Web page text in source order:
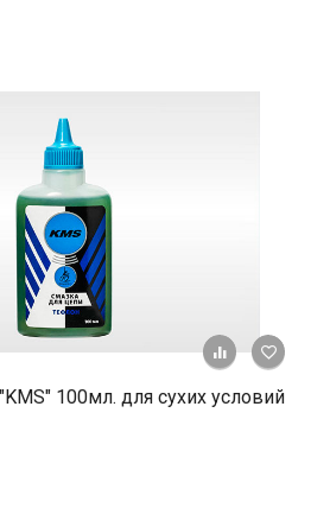
+ К
100мл. для сухих условий